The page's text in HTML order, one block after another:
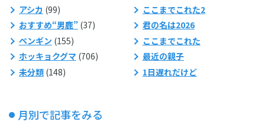
アシカ (99)
おすすめ“男鹿”(37)
ペンギン (155)
ホッキョクグマ (706)
未分類(148)
ここまでこれた2
君の名は2026
ここまでこれた
最近の親子
1日遅れだけど
月別で記事をみる